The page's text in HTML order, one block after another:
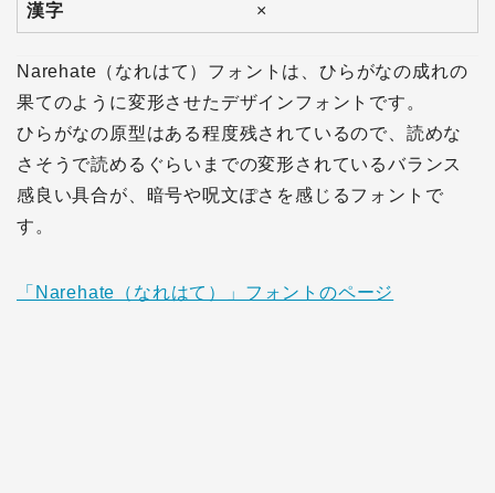
漢字 ×
Narehate（なれはて）フォントは、ひらがなの成れの
果てのように変形させたデザインフォントです。
ひらがなの原型はある程度残されているので、読めな
さそうで読めるぐらいまでの変形されているバランス
感良い具合が、暗号や呪文ぽさを感じるフォントで
す。
「Narehate（なれはて）」フォントのページ